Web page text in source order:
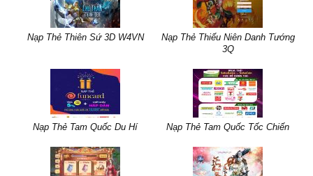
Nạp Thẻ Thiên Sứ 3D W4VN
Nạp Thẻ Thiếu Niên Danh Tướng
3Q
Nạp Thẻ Tam Quốc Du Hí Nạp Thẻ Tam Quốc Tốc Chiến